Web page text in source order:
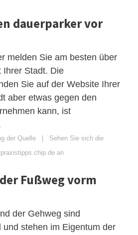
dauerparker vor
melden Sie am besten über
Ihrer Stadt. Die
Sie auf der Website Ihrer
aber etwas gegen den
kann, ist
der Quelle
Sehen Sie sich die
an
Fußweg vorm
der Gehweg sind
und stehen im Eigentum der